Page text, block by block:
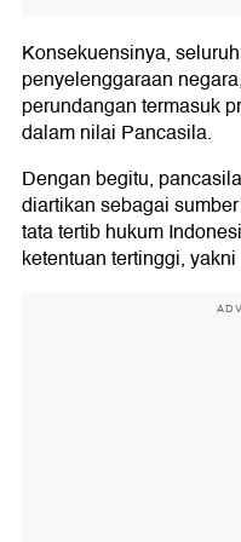
Konsekuensinya,
penyelenggaraan
perundangan termasuk
dalam nilai Pancasila.
Dengan begitu,
diartikan sebagai
tata tertib hukum
ketentuan tertinggi,